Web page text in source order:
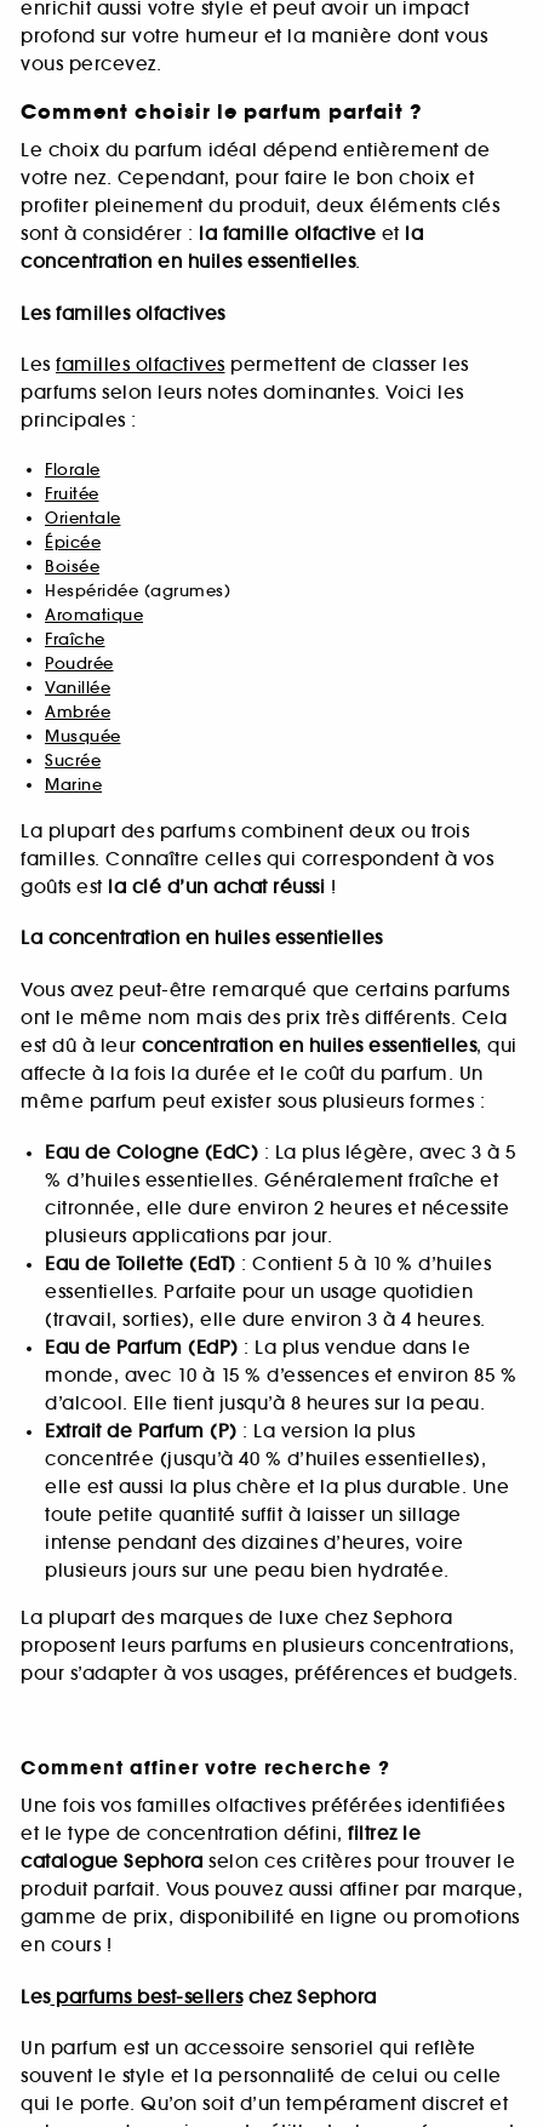
enrichit aussi votre style et peut avoir un impact
profond sur votre humeur et la manière dont vous
vous percevez.
Comment choisir le parfum parfait ?
Le choix du parfum idéal dépend entièrement de
votre nez. Cependant, pour faire le bon choix et
profiter pleinement du produit, deux éléments clés
sont à considérer : la famille olfactive et la
concentration en huiles essentielles.
Les familles olfactives
Les familles olfactives permettent de classer les
parfums selon leurs notes dominantes. Voici les
principales :
Florale
Fruitée
Orientale
Épicée
Boisée
Hespéridée (agrumes)
Aromatique
Fraîche
Poudrée
Vanillée
Ambrée
Musquée
Sucrée
Marine
La plupart des parfums combinent deux ou trois
familles. Connaître celles qui correspondent à vos
goûts est la clé d’un achat réussi !
La concentration en huiles essentielles
Vous avez peut-être remarqué que certains parfums
ont le même nom mais des prix très différents. Cela
est dû à leur concentration en huiles essentielles, qui
affecte à la fois la durée et le coût du parfum. Un
même parfum peut exister sous plusieurs formes :
Eau de Cologne (EdC) : La plus légère, avec 3 à 5
% d’huiles essentielles. Généralement fraîche et
citronnée, elle dure environ 2 heures et nécessite
plusieurs applications par jour.
Eau de Toilette (EdT) : Contient 5 à 10 % d’huiles
essentielles. Parfaite pour un usage quotidien
(travail, sorties), elle dure environ 3 à 4 heures.
Eau de Parfum (EdP) : La plus vendue dans le
monde, avec 10 à 15 % d’essences et environ 85 %
d’alcool. Elle tient jusqu’à 8 heures sur la peau.
Extrait de Parfum (P) : La version la plus
concentrée (jusqu’à 40 % d’huiles essentielles),
elle est aussi la plus chère et la plus durable. Une
toute petite quantité suffit à laisser un sillage
intense pendant des dizaines d’heures, voire
plusieurs jours sur une peau bien hydratée.
La plupart des marques de luxe chez Sephora
proposent leurs parfums en plusieurs concentrations,
pour s’adapter à vos usages, préférences et budgets.
Comment affiner votre recherche ?
Une fois vos familles olfactives préférées identifiées
et le type de concentration défini, filtrez le
catalogue Sephora selon ces critères pour trouver le
produit parfait. Vous pouvez aussi affiner par marque,
gamme de prix, disponibilité en ligne ou promotions
en cours !
Lesparfums best-sellerschez Sephora
Un parfum est un accessoire sensoriel qui reflète
souvent le style et la personnalité de celui ou celle
qui le porte. Qu’on soit d’un tempérament discret et